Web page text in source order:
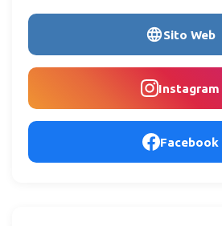
Sito Web
Instagram
Facebook